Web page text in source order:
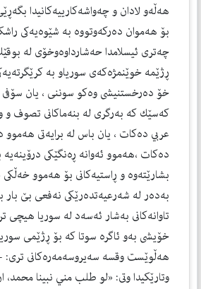
هه‌ڵه‌و لادان و چه‌واشه‌كارييه‌كانيدا
بۆ هه‌موان ده‌ركه‌وتووه‌ به‌ شێوه‌يه‌كى
چه‌ترى ئيسلامدا حه‌شارداوه‌وخۆى له‌
ڕژێمه‌ خوێنمژه‌كه‌ى سورياو به‌
خۆ ده‌رخستنيشى وه‌كو سوننى ، يان
كه‌سێك كه‌ به‌رگرى له‌ بنه‌ماكانى تصوف و
عربي ده‌كات ، يان باس له‌ برايه‌تى هه‌موو
ده‌كات ،هه‌موو ئه‌وانه‌ ڕه‌نگێكى
بشارێته‌وه‌ و ڕاستيه‌كانى بۆ هه‌موو
به‌ده‌ر له‌ شه‌رعيه‌تده‌رێكى نه‌فعى بێ بار
تاوانه‌كانى به‌شار ئه‌سه‌د له‌ سوريا هيچى
خۆيشى به‌و ئاگره‌ سوتا كه‌ بۆ ڕژێمى
هه‌ڵوێست وقسه‌ سه‌يروسه‌مه‌ره‌كانى ترى: -
وتارێكيدا وتى: «لو طلب مني نبينا محمد،